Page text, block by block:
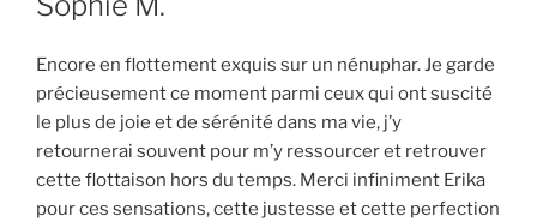
Encore en flottement exquis sur un nénuphar. Je garde
précieusement ce moment parmi ceux qui ont suscité
le plus de joie et de sérénité dans ma vie, j’y
retournerai souvent pour m’y ressourcer et retrouver
cette flottaison hors du temps. Merci infiniment Erika
pour ces sensations, cette justesse et cette perfection